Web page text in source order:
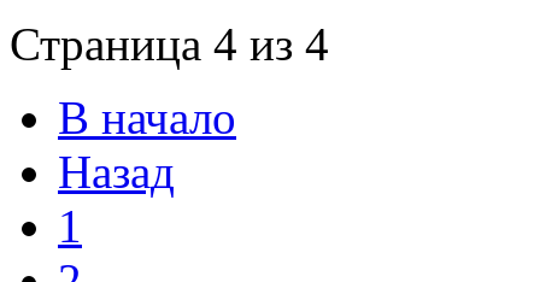
Страница 4 из 4
В начало
Назад
1